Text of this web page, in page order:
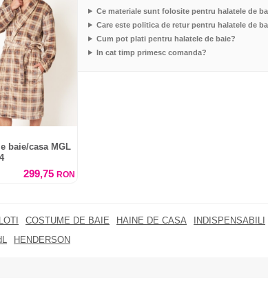
baie/casa MGL
299,75 RON
COSTUME DE BAIE HAINE DE CASA
INDISPENSABILI
HENDERSON
Ce materiale sunt folosite pentru halatele de
Care este politica de retur pentru halatele de
Cum pot plati pentru halatele de baie?
In cat timp primesc comanda?